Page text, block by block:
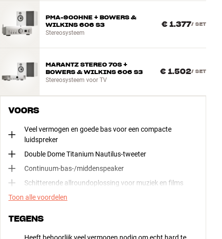
PMA-900HNE + BOWERS &
WILKINS 606 S3
Stereosysteem
€ 1.377/ SET
MARANTZ STEREO 70S +
BOWERS & WILKINS 606 S3
Stereosysteem voor TV
€ 1.502/ SET
VOORS
Veel vermogen en goede bas voor een compacte
luidspreker
Double Dome Titanium Nautilus-tweeter
Continuum-bas-/middenspeaker
Schitterende allroundoplossing voor muziek en films
Toon alle voordelen
TEGENS
Heeft behoorlijk veel vermogen nodig om echt hard te